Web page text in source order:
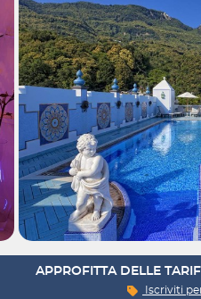
APPROFITTA DELLE
Iscriviti